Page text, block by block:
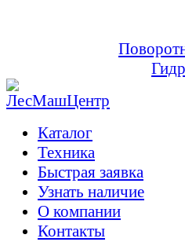
Каталог
Техника
Быстрая заявка
Узнать наличие
О компании
Контакты